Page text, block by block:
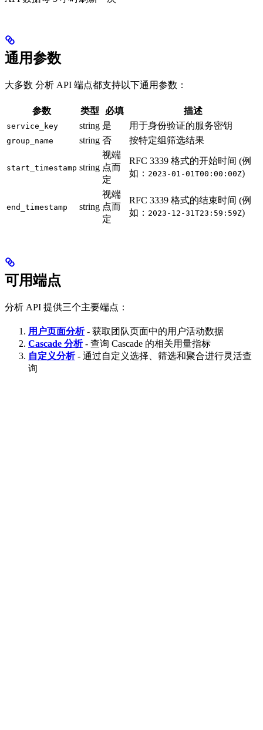
通用参数
大多数 分析 API 端点都支持以下通用参数：
参数 类型 必填 描述
service_key string 是 用于身份验证的服务密钥
group_name string 否 按特定组筛选结果
start_timestamp string
视端
点而
定
RFC 3339 格式的开始时间 (例
如： 2023-01-01T00:00:00Z)
end_timestamp string
视端
点而
定
RFC 3339 格式的结束时间 (例
如： 2023-12-31T23:59:59Z)
可用端点
分析 API 提供三个主要端点：
用户页面分析- 获取团队页面中的用户活动数据
Cascade 分析- 查询 Cascade 的相关用量指标
自定义分析- 通过自定义选择、筛选和聚合进行灵活查
询